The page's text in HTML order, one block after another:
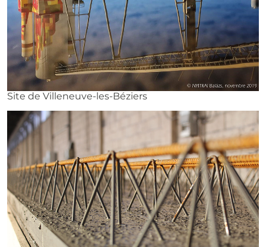
Site de Villeneuve-les-Béziers